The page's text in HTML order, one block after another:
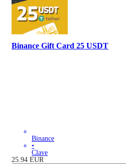
Binance Gift Card 25 USDT
Binance
•
Clave
25.94 EUR